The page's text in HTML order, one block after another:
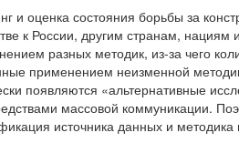
и оценка состояния борьбы за
к России, другим странам,
разных методик, из-за чего
применением неизменной
появляются «альтернативные
массовой коммуникации.
источника данных и методика